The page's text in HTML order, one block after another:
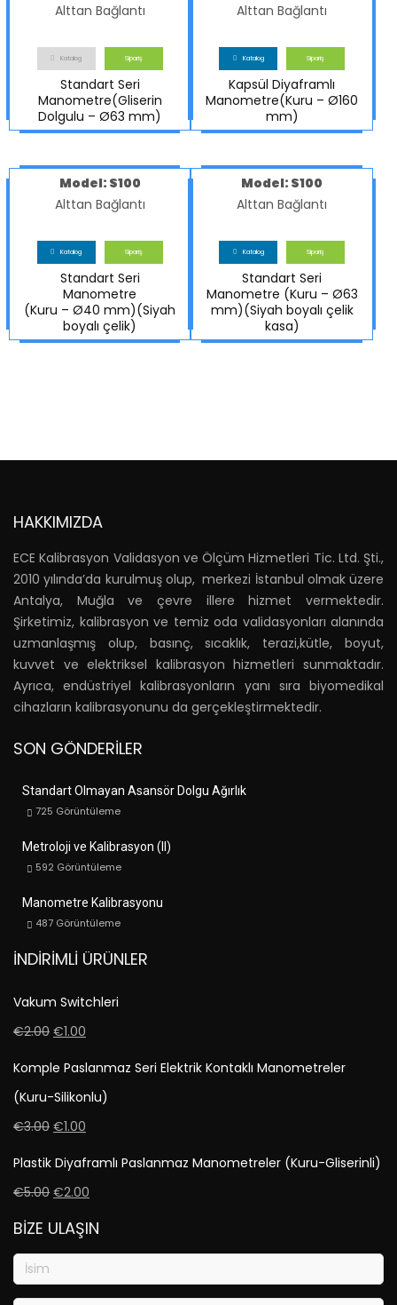
Alttan Bağlantı
Katalog Sipariş
Standart Seri
Manometre(Gliserin
Dolgulu – Ø63 mm)
Alttan Bağlantı
Katalog Sipariş
Kapsül Diyaframlı
Manometre(Kuru – Ø160
mm)
Model: S100
Alttan Bağlantı
Katalog Sipariş
Standart Seri
Manometre
(Kuru – Ø40 mm)(Siyah
boyalı çelik)
Model: S100
Alttan Bağlantı
Katalog Sipariş
Standart Seri
Manometre (Kuru – Ø63
mm)(Siyah boyalı çelik
kasa)
HAKKIMIZDA
ECE Kalibrasyon Validasyon ve Ölçüm Hizmetleri Tic. Ltd. Şti.,
2010 yılında’da kurulmuş olup, merkezi İstanbul olmak üzere
Antalya, Muğla ve çevre illere hizmet vermektedir.
Şirketimiz, kalibrasyon ve temiz oda validasyonları alanında
uzmanlaşmış olup, basınç, sıcaklık, terazi,kütle, boyut,
kuvvet ve elektriksel kalibrasyon hizmetleri sunmaktadır.
Ayrıca, endüstriyel kalibrasyonların yanı sıra biyomedikal
cihazların kalibrasyonunu da gerçekleştirmektedir.
SON GÖNDERILER
Standart Olmayan Asansör Dolgu Ağırlık
725 Görüntüleme
Metroloji ve Kalibrasyon (II)
592 Görüntüleme
Manometre Kalibrasyonu
487 Görüntüleme
İNDIRIMLI ÜRÜNLER
Vakum Switchleri
€2.00 €1.00
Komple Paslanmaz Seri Elektrik Kontaklı Manometreler
(Kuru-Silikonlu)
€3.00 €1.00
Plastik Diyaframlı Paslanmaz Manometreler (Kuru-Gliserinli)
€5.00 €2.00
BIZE ULAŞIN